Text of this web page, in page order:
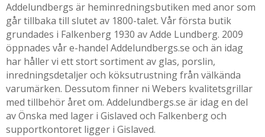
Addelundbergs är heminredningsbutiken med anor som
går tillbaka till slutet av 1800-talet. Vår första butik
grundades i Falkenberg 1930 av Adde Lundberg. 2009
öppnades vår e-handel Addelundbergs.se och än idag
har håller vi ett stort sortiment av glas, porslin,
inredningsdetaljer och köksutrustning från välkända
varumärken. Dessutom finner ni Webers kvalitetsgrillar
med tillbehör året om. Addelundbergs.se är idag en del
av Önska med lager i Gislaved och Falkenberg och
supportkontoret ligger i Gislaved.